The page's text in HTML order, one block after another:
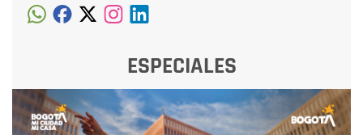
ESPECIALES